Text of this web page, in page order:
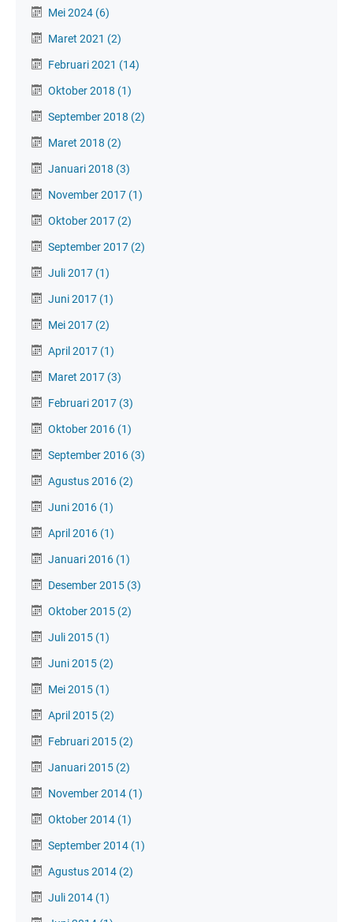
Mei 2024 (6)
Maret 2021 (2)
Februari 2021 (14)
Oktober 2018 (1)
September 2018 (2)
Maret 2018 (2)
Januari 2018 (3)
November 2017 (1)
Oktober 2017 (2)
September 2017 (2)
Juli 2017 (1)
Juni 2017 (1)
Mei 2017 (2)
April 2017 (1)
Maret 2017 (3)
Februari 2017 (3)
Oktober 2016 (1)
September 2016 (3)
Agustus 2016 (2)
Juni 2016 (1)
April 2016 (1)
Januari 2016 (1)
Desember 2015 (3)
Oktober 2015 (2)
Juli 2015 (1)
Juni 2015 (2)
Mei 2015 (1)
April 2015 (2)
Februari 2015 (2)
Januari 2015 (2)
November 2014 (1)
Oktober 2014 (1)
September 2014 (1)
Agustus 2014 (2)
Juli 2014 (1)